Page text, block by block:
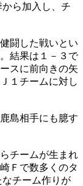
から加入し、チ
闘した戦いとい
結果は１－３で
スに前向きの矢
１チームに対し
島相手にも臆す
チームが生まれ
Ｆで数多くのタ
チーム作りが